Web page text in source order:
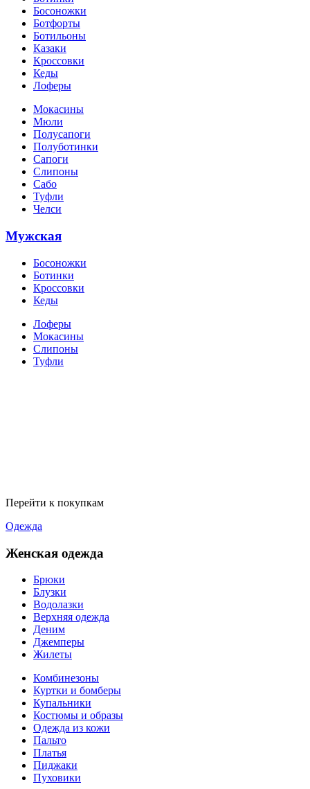
Босоножки
Ботфорты
Ботильоны
Казаки
Кроссовки
Кеды
Лоферы
Мокасины
Мюли
Полусапоги
Полуботинки
Сапоги
Слипоны
Сабо
Туфли
Челси
Мужская
Босоножки
Ботинки
Кроссовки
Кеды
Лоферы
Мокасины
Слипоны
Туфли
Перейти к покупкам
Одежда
Женская одежда
Брюки
Блузки
Водолазки
Верхняя одежда
Деним
Джемперы
Жилеты
Комбинезоны
Куртки и бомберы
Купальники
Костюмы и образы
Одежда из кожи
Пальто
Платья
Пиджаки
Пуховики